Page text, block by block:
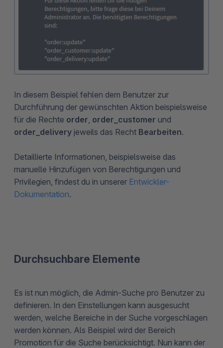
In diesem Beispiel fehlen dem Benutzer zur
Durchführung der gewünschten Aktion beispielsweise
für die Rechte order order_customer und
order_delivery jeweils das Recht Bearbeiten.
Detaillierte Informationen, beispielsweise das
manuelle Hinzufügen von Berechtigungen und
Privilegien, findest du in unserer Entwickler-
Dokumentation.
Durchsuchbare Elemente
Es ist nun möglich, die Admin-Suche pro Benutzer zu
definieren. In den Einstellungen kann ausgesucht
werden, welche Bereiche in der Suche vorgeschlagen
werden können. Als Beispiel wird der Bereich
Promotion für die Suche berücksichtigt. Nun kann der